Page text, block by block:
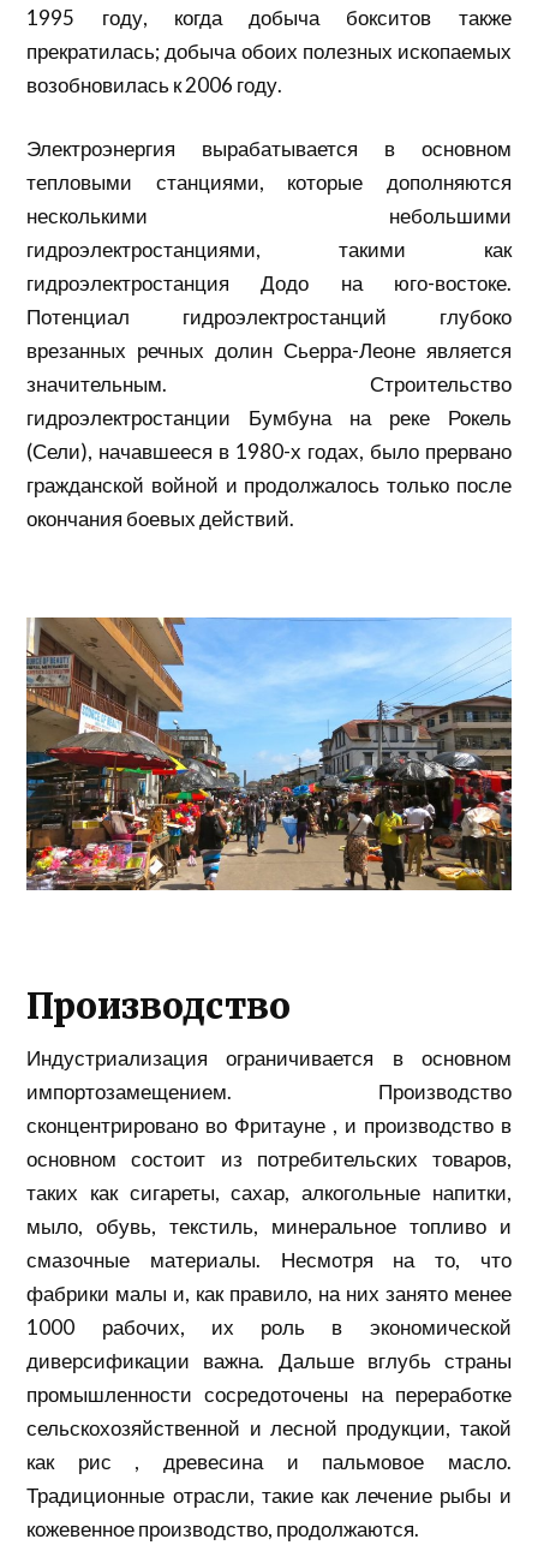
1995 году, когда добыча бокситов также
прекратилась; добыча обоих полезных ископаемых
возобновилась к 2006 году.
Электроэнергия вырабатывается в основном
тепловыми станциями, которые дополняются
несколькими небольшими
гидроэлектростанциями, такими как
гидроэлектростанция Додо на юго-востоке.
Потенциал гидроэлектростанций глубоко
врезанных речных долин Сьерра-Леоне является
значительным. Строительство
гидроэлектростанции Бумбуна на реке Рокель
(Сели), начавшееся в 1980-х годах, было прервано
гражданской войной и продолжалось только после
окончания боевых действий.
Производство
Индустриализация ограничивается в основном
импортозамещением. Производство
сконцентрировано во Фритауне , и производство в
основном состоит из потребительских товаров,
таких как сигареты, сахар, алкогольные напитки,
мыло, обувь, текстиль, минеральное топливо и
смазочные материалы. Несмотря на то, что
фабрики малы и, как правило, на них занято менее
1000 рабочих, их роль в экономической
диверсификации важна. Дальше вглубь страны
промышленности сосредоточены на переработке
сельскохозяйственной и лесной продукции, такой
как рис , древесина и пальмовое масло.
Традиционные отрасли, такие как лечение рыбы и
кожевенное производство, продолжаются.